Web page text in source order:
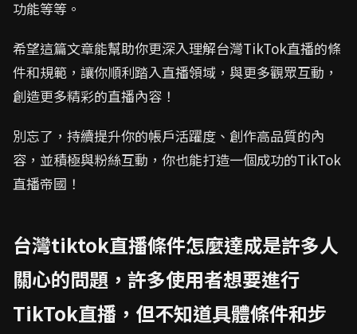
功能等等。
希望這篇文章能幫助你更深入理解台灣TikTok直播的條
件和規範，讓你順利踏入直播領域，與更多觀眾互動，
創造更多精彩的直播內容！
別忘了，持續提升你的帳戶活躍度、創作高品質的內
容，並積極與粉絲互動，你也能打造一個成功的TikTok
直播帝國！
台灣tiktok直播條件怎麼達成是許多人
關心的問題，許多使用者想要進行
TikTok直播，但不知道具體條件和步